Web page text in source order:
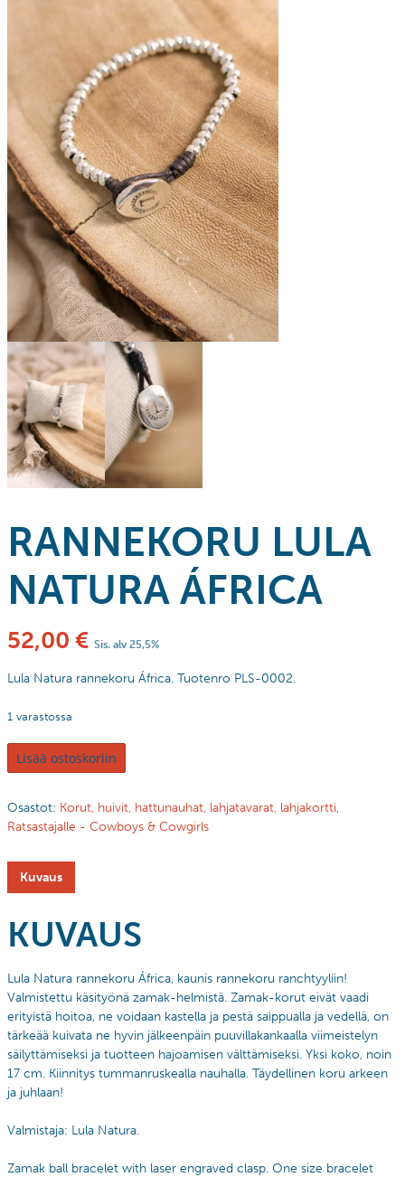
RANNEKORU LULA
NATURA ÁFRICA
52,00 € Sis. alv 25,5%
Lula Natura rannekoru África. Tuotenro PLS-0002.
1 varastossa
Lisää ostoskoriin
Osastot: Korut, huivit, hattunauhat, lahjatavarat, lahjakortti,
Ratsastajalle - Cowboys & Cowgirls
Kuvaus
KUVAUS
Lula Natura rannekoru África, kaunis rannekoru ranchtyyliin!
Valmistettu käsityönä zamak-helmistä. Zamak-korut eivät vaadi
erityistä hoitoa, ne voidaan kastella ja pestä saippualla ja vedellä, on
tärkeää kuivata ne hyvin jälkeenpäin puuvillakankaalla viimeistelyn
säilyttämiseksi ja tuotteen hajoamisen välttämiseksi. Yksi koko, noin
17 cm. Kiinnitys tummanruskealla nauhalla. Täydellinen koru arkeen
ja juhlaan!
Valmistaja: Lula Natura.
Zamak ball bracelet with laser engraved clasp. One size bracelet